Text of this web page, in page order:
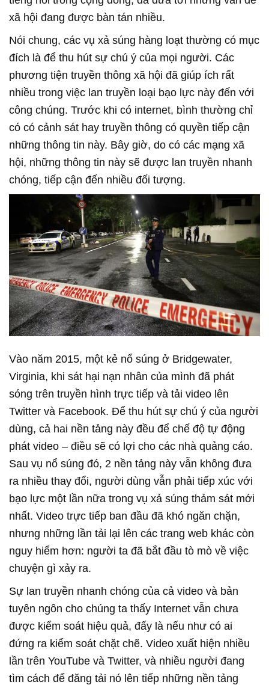
xã hội đang được bàn tán nhiều.
Nói chung, các vụ xả súng hàng loạt thường có mục
đích là để thu hút sự chú ý của mọi người. Các
phương tiện truyền thông xã hội đã giúp ích rất
nhiều trong việc lan truyền loại bạo lực này đến với
công chúng. Trước khi có internet, bình thường chỉ
có có cảnh sát hay truyền thông có quyền tiếp cận
những thông tin này. Bây giờ, do có các mạng xã
hội, những thông tin này sẽ được lan truyền nhanh
chóng, tiếp cận đến nhiều đối tượng.
Vào năm 2015, một kẻ nổ súng ở Bridgewater,
Virginia, khi sát hại nạn nhân của mình đã phát
sóng trên truyền hình trực tiếp và tải video lên
Twitter và Facebook. Để thu hút sự chú ý của người
dùng, cả hai nền tảng này đều để chế độ tự động
phát video – điều sẽ có lợi cho các nhà quảng cáo.
Sau vụ nổ súng đó, 2 nền tảng này vẫn không đưa
ra nhiều thay đổi, người dùng vẫn phải tiếp xúc với
bạo lực một lần nữa trong vụ xả súng thảm sát mới
nhất. Video trực tiếp ban đầu đã khó ngăn chặn,
nhưng những lần tải lại lên các trang web khác còn
nguy hiểm hơn: người ta đã bắt đầu tò mò về việc
chuyện gì xảy ra.
Sự lan truyền nhanh chóng của cả video và bản
tuyên ngôn cho chúng ta thấy Internet vẫn chưa
được kiểm soát hiệu quả, đấy là nếu như có ai
đứng ra kiểm soát chặt chẽ. Video xuất hiện nhiều
lần trên YouTube và Twitter, và nhiều người đang
tìm cách để đăng tải nó lên tiếp những nền tảng